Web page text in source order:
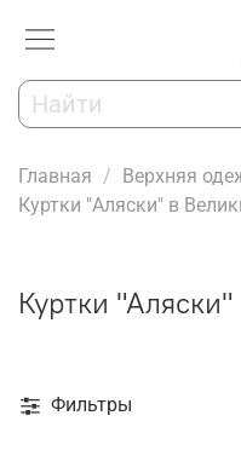
Главная Верхняя
Куртки "Аляски" в
Куртки
Фильтры